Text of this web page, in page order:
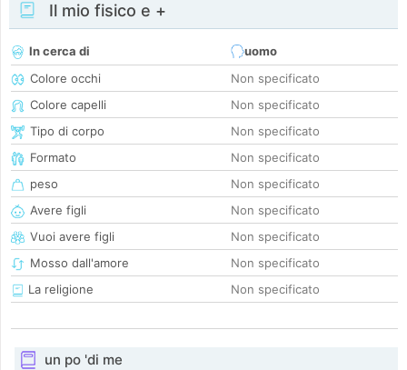
Il mio fisico e +
In cerca di
uomo
Colore occhi
Non specificato
Colore capelli
Non specificato
Tipo di corpo
Non specificato
Formato
Non specificato
peso
Non specificato
Avere figli
Non specificato
Vuoi avere figli
Non specificato
Mosso dall'amore
Non specificato
La religione
Non specificato
un po 'di me